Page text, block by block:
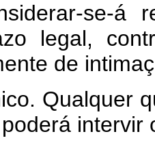
se-á
legal,
de
Qualquer
intervir